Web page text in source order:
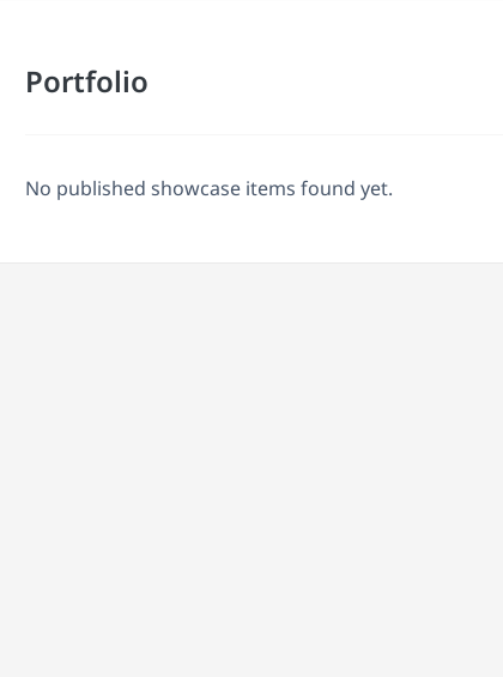
Portfolio
No published showcase items found yet.